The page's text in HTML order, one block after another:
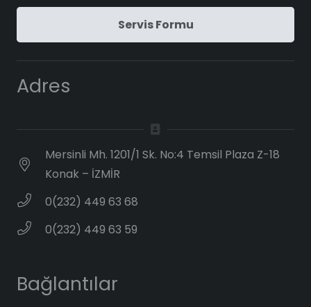
Servis Formu
Adres
Mersinli Mh. 1201/1 Sk. No:4 Temsil Plaza Z-18
Konak – İZMİR
0(232) 449 63 68
0(232) 449 63 59
Bağlantılar